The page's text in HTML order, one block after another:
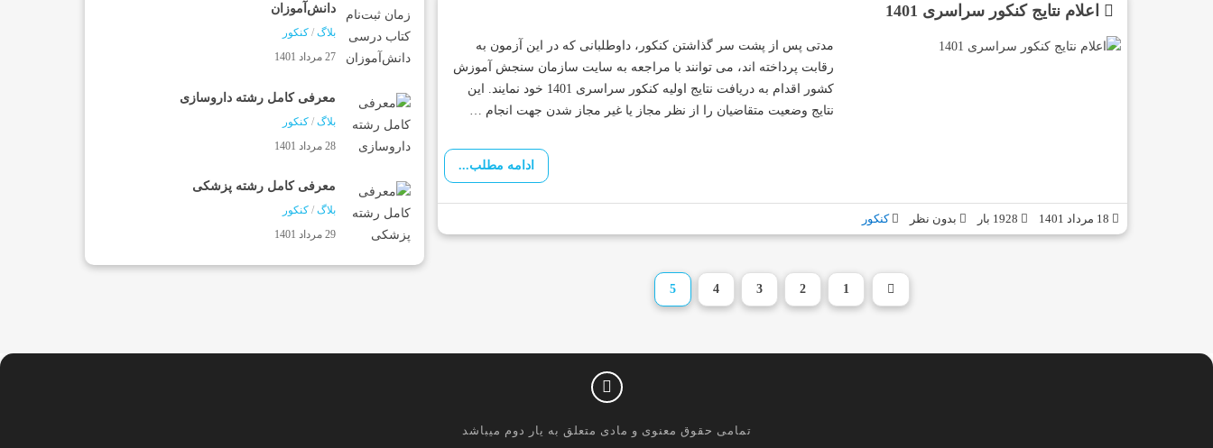
دانش‌آموزان
بلاگ / کنکور
27 مرداد 1401
معرفی کامل رشته داروسازی
بلاگ / کنکور
28 مرداد 1401
معرفی کامل رشته پزشکی
بلاگ / کنکور
29 مرداد 1401
اعلام نتایج کنکور سراسری 1401
مدتی پس از پشت سر گذاشتن کنکور، داوطلبانی که در این آزمون به
رقابت پرداخته اند، می توانند با مراجعه به سایت سازمان سنجش آموزش
کشور اقدام به دریافت نتایج اولیه کنکور سراسری 1401 خود نمایند. این
نتایج وضعیت متقاضیان را از نظر مجاز یا غیر مجاز شدن جهت انجام …
ادامه مطلب...
بدون نظر کنکور
1
2
3
4
5
تمامی حقوق معنوی و مادی متعلق به یار دوم میباشد